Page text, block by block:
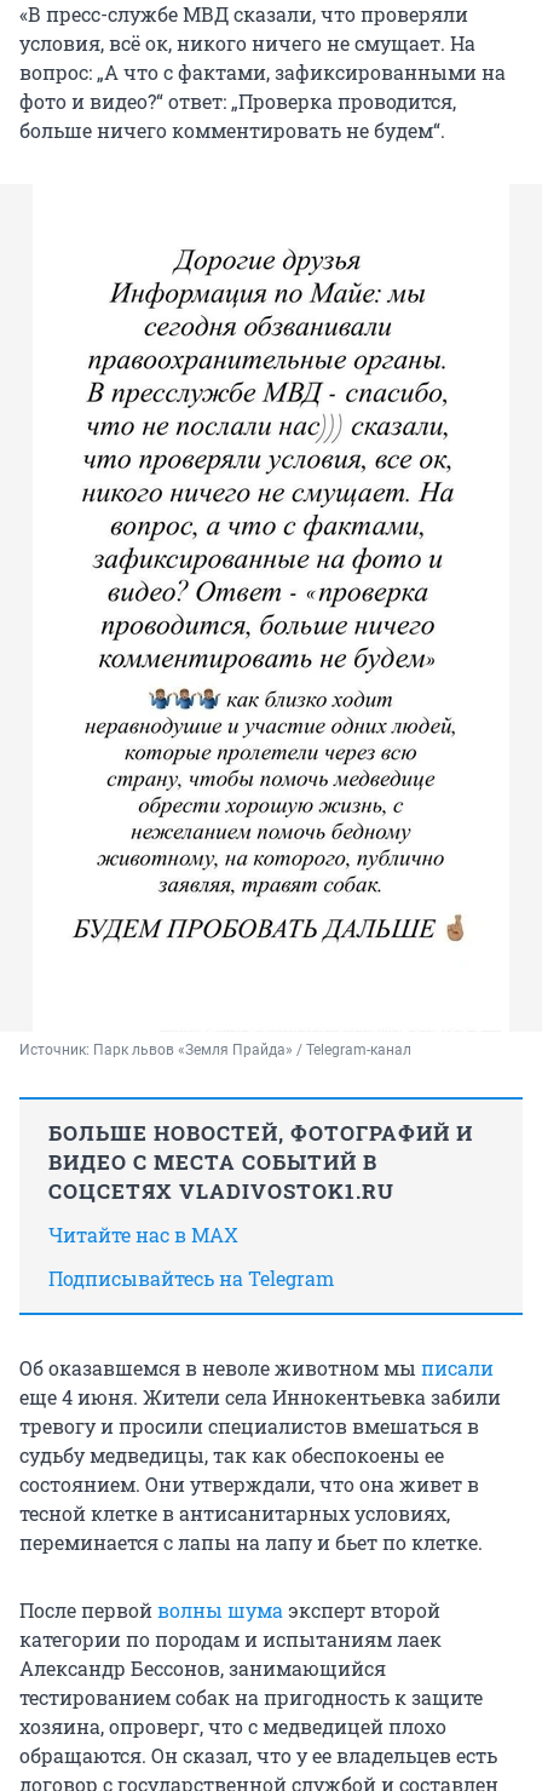
«В пресс-службе МВД сказали, что проверяли
условия, всё ок, никого ничего не смущает. На
вопрос: „А что с фактами, зафиксированными на
фото и видео?“ ответ: „Проверка проводится,
больше ничего комментировать не будем“.
Источник: Парк львов «Земля Прайда» / Telegram-канал
БОЛЬШЕ НОВОСТЕЙ, ФОТОГРАФИЙ И
ВИДЕО С МЕСТА СОБЫТИЙ В
СОЦСЕТЯХ VLADIVOSTOK1.RU
Читайте нас в MAX
Подписывайтесь на Telegram
Об оказавшемся в неволе животном мы писали
еще 4 июня. Жители села Иннокентьевка забили
тревогу и просили специалистов вмешаться в
судьбу медведицы, так как обеспокоены ее
состоянием. Они утверждали, что она живет в
тесной клетке в антисанитарных условиях,
переминается с лапы на лапу и бьет по клетке.
После первойволны шума эксперт второй
категории по породам и испытаниям лаек
Александр Бессонов, занимающийся
тестированием собак на пригодность к защите
хозяина, опроверг, что с медведицей плохо
обращаются. Он сказал, что у ее владельцев есть
договор с государственной службой и составлен